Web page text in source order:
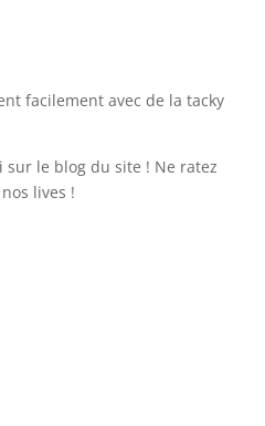
facilement avec de la tacky
sur le blog du site ! Ne ratez
lives !